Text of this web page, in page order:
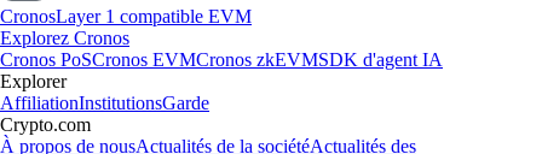
CronosLayer 1 compatible EVM
Explorez Cronos
Cronos PoSCronos EVMCronos zkEVMSDK d'agent IA
Explorer
AffiliationInstitutionsGarde
Crypto.com
À propos de nousActualités de la sociétéActualités des